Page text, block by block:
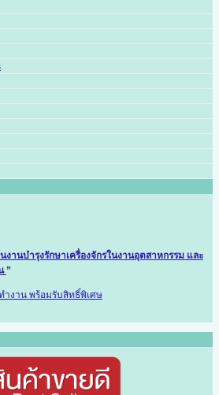
งานบำรุงรักษาเครื่องจักรในงานอุตสาหกรรม และ
”
ำงาน พร้อมรับสิทธิ์พิเศษ